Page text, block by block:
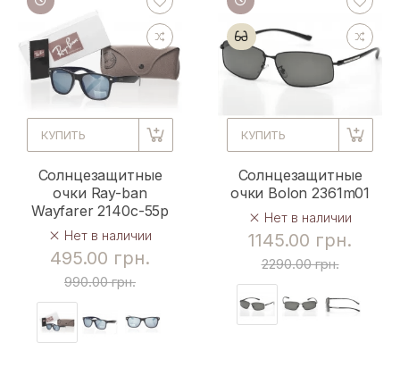
КУПИТЬ
Солнцезащитные
очки Ray-ban
Wayfarer 2140c-55p
Нет в наличии
495.00 грн.
990.00 грн.
КУПИТЬ
Солнцезащитные
очки Bolon 2361m01
Нет в наличии
1145.00 грн.
2290.00 грн.